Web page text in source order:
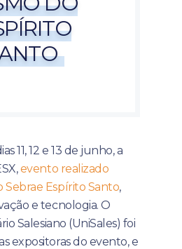
11, 12 e 13 de junho, a
evento realizado
Espírito Santo,
e tecnologia. O
Salesiano (UniSales) foi
expositoras do evento, e